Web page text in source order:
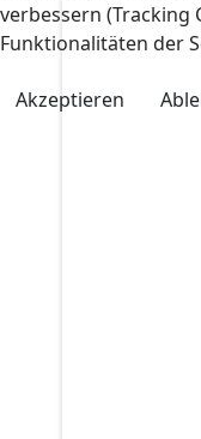
verbessern (Tracking
Funktionalitäten der
Akzeptieren